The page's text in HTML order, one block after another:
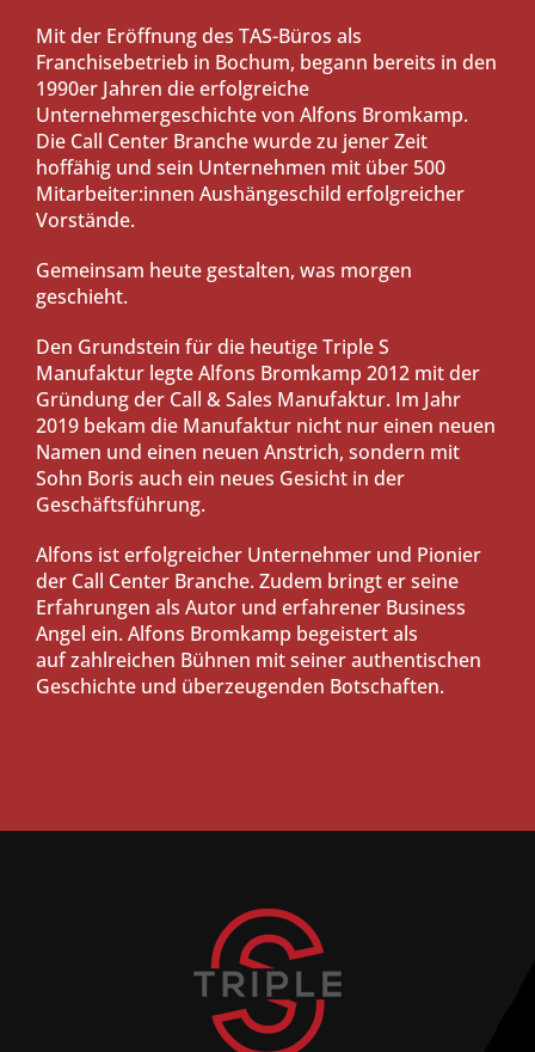
Mit der Eröffnung des TAS-Büros als
Franchisebetrieb in Bochum, begann bereits in den
1990er Jahren die erfolgreiche
Unternehmergeschichte von Alfons Bromkamp.
Die Call Center Branche wurde zu jener Zeit
hoffähig und sein Unternehmen mit über 500
Mitarbeiter:innen Aushängeschild erfolgreicher
Vorstände.
Gemeinsam heute gestalten, was morgen
geschieht.
Den Grundstein für die heutige Triple S
Manufaktur legte Alfons Bromkamp 2012 mit der
Gründung der Call & Sales Manufaktur. Im Jahr
2019 bekam die Manufaktur nicht nur einen neuen
Namen und einen neuen Anstrich, sondern mit
Sohn Boris auch ein neues Gesicht in der
Geschäftsführung.
Alfons ist erfolgreicher Unternehmer und Pionier
der Call Center Branche. Zudem bringt er seine
Erfahrungen als Autor und erfahrener Business
Angel ein. Alfons Bromkamp begeistert als
auf zahlreichen Bühnen mit seiner authentischen
Geschichte und überzeugenden Botschaften.